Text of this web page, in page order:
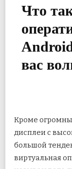
Что
вас
Кроме
дисплеи с
большой
виртуальная